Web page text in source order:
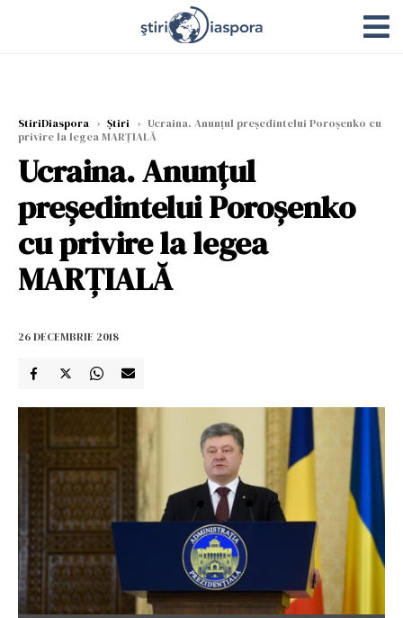
StiriDiaspora › Știri › Ucraina. Anunțul preşedintelui Poroşenko cu
privire la legea MARȚIALĂ
Ucraina. Anunțul
preşedintelui Poroşenko
cu privire la legea
MARȚIALĂ
26 DECEMBRIE 2018